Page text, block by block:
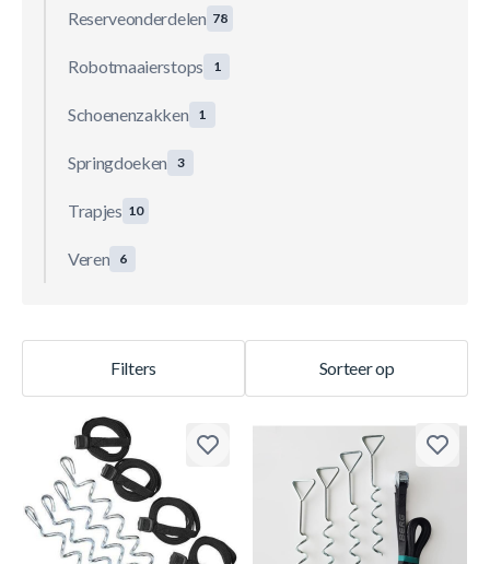
Reserveonderdelen 78
Robotmaaierstops 1
Schoenenzakken 1
Springdoeken 3
Trapjes 10
Veren 6
Sorteer op
Filters